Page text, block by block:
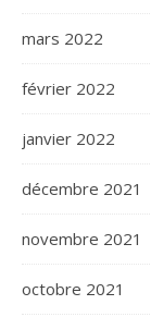
mars 2022
février 2022
janvier 2022
décembre 2021
novembre 2021
octobre 2021